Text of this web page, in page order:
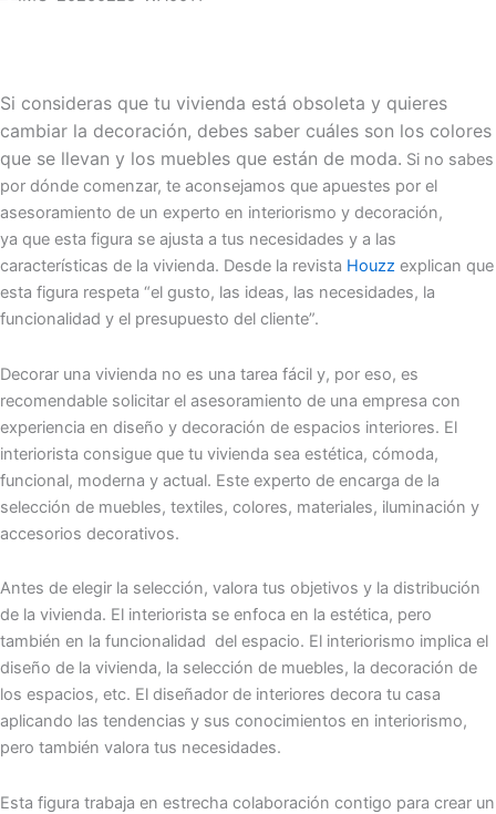
Si consideras que tu vivienda está obsoleta y quieres
cambiar la decoración, debes saber cuáles son los colores
que se llevan y los muebles que están de moda. Si no sabes
por dónde comenzar, te aconsejamos que apuestes por el
asesoramiento de un experto en interiorismo y decoración,
ya que esta figura se ajusta a tus necesidades y a las
características de la vivienda. Desde la revista Houzz explican que
esta figura respeta “el gusto, las ideas, las necesidades, la
funcionalidad y el presupuesto del cliente”.
Decorar una vivienda no es una tarea fácil y, por eso, es
recomendable solicitar el asesoramiento de una empresa con
experiencia en diseño y decoración de espacios interiores. El
interiorista consigue que tu vivienda sea estética, cómoda,
funcional, moderna y actual. Este experto de encarga de la
selección de muebles, textiles, colores, materiales, iluminación y
accesorios decorativos.
Antes de elegir la selección, valora tus objetivos y la distribución
de la vivienda. El interiorista se enfoca en la estética, pero
también en la funcionalidad del espacio. El interiorismo implica el
diseño de la vivienda, la selección de muebles, la decoración de
los espacios, etc. El diseñador de interiores decora tu casa
aplicando las tendencias y sus conocimientos en interiorismo,
pero también valora tus necesidades.
Esta figura trabaja en estrecha colaboración contigo para crear un